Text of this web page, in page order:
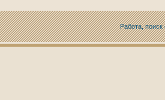
Работа, поиск